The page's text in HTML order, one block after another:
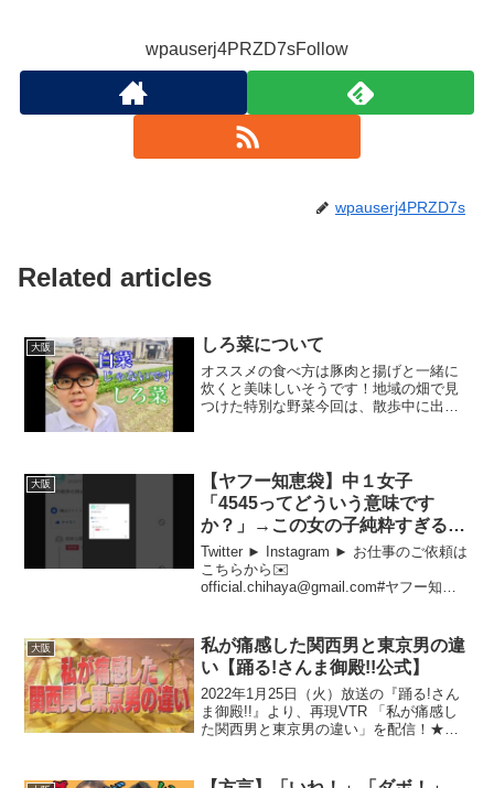
wpauserj4PRZD7sFollow
wpauserj4PRZD7s
Related articles
大阪 しろ菜について
オススメの食べ方は豚肉と揚げと一緒に
炊くと美味しいそうです！地域の畑で見
つけた特別な野菜今回は、散歩中に出会
は、そこで見かけた特別な...
大阪
【ヤフー知恵袋】中１女子
「4545ってどういう意味です
か？」→この女の子純粋すぎるｗ
ｗｗ #shorts
Twitter ► Instagram ► お仕事のご依頼は
こちらから✉️
official.chihaya@gmail.com#ヤフー知恵
「4545」という言葉に...
大阪
私が痛感した関西男と東京男の違
い【踊る!さんま御殿!!公式】
2022年1月25日（火）放送の『踊る!さん
ま御殿!!』より、再現VTR 「私が痛感し
た関西男と東京男の違い」を配信！★番
て放送中！ お笑い怪獣・明石家...